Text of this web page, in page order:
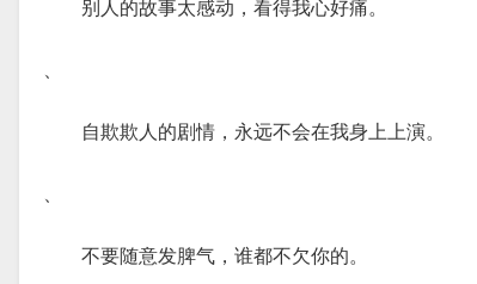
别人的故事太感动，看得我心好痛。
、
自欺欺人的剧情，永远不会在我身上上演。
、
不要随意发脾气，谁都不欠你的。